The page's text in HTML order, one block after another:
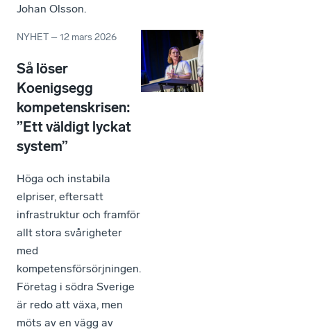
Johan Olsson.
NYHET –12 mars 2026
Så löser
Koenigsegg
kompetenskrisen:
”Ett väldigt lyckat
system”
Höga och instabila
elpriser, eftersatt
infrastruktur och framför
allt stora svårigheter
med
kompetensförsörjningen.
Företag i södra Sverige
är redo att växa, men
möts av en vägg av